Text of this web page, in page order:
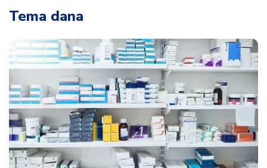
Tema dana